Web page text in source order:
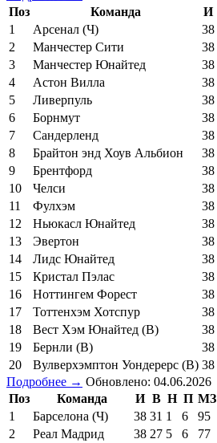
Поз
Команда И
1
Арсенал (Ч) 38
2
Манчестер Сити 38
3
Манчестер Юнайтед 38
4
Астон Вилла 38
5
Ливерпуль 38
6
Борнмут 38
7
Сандерленд 38
8
Брайтон энд Хоув Альбион 38
9
Брентфорд 38
10
Челси 38
11
Фулхэм 38
12
Ньюкасл Юнайтед 38
13
Эвертон 38
14
Лидс Юнайтед 38
15
Кристал Пэлас 38
16
Ноттингем Форест 38
17
Тоттенхэм Хотспур 38
18
Вест Хэм Юнайтед (В) 38
19
Бернли (В) 38
20
Вулверхэмптон Уондерерс (В) 38
Подробнее → Обновлено: 04.06.2026
Поз
Команда И В Н П МЗ
1
Барселона (Ч) 38 31 1 6 95
2
Реал Мадрид 38 27 5 6 77